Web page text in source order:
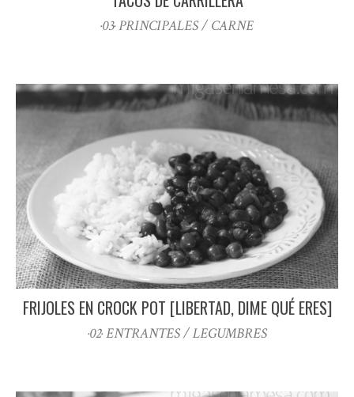
·03· PRINCIPALES / CARNE
FRIJOLES EN CROCK POT [LIBERTAD, DIME QUÉ ERES]
·02· ENTRANTES / LEGUMBRES